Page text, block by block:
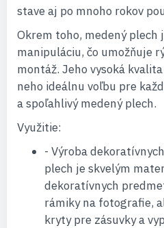
stave aj po mnoho rokov
Okrem toho, medený plech
manipuláciu, čo umožňuje
montáž. Jeho vysoká
neho ideálnu voľbu pre
a spoľahlivý medený plech.
Využitie:
- Výroba
plech je skvelým
dekoratívnych
rámiky na fotografie,
kryty pre zásuvky a